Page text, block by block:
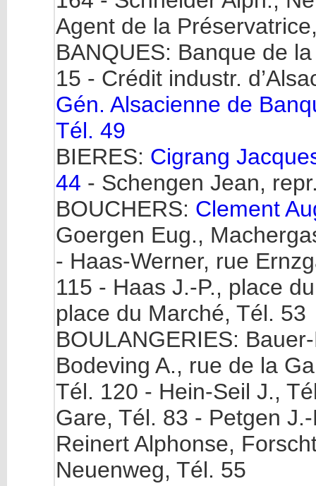
Agent de la
BANQUES: Banque de
15 - Crédit industr.
Gén. Alsacienne de
Tél. 49
BIERES: Cigrang
44 - Schengen Jean,
BOUCHERS: Clement
Goergen Eug.,
- Haas-Werner, rue
115 - Haas J.-P., place
place du Marché, Tél. 53
BOULANGERIES:
Bodeving A., rue de la
Tél. 120 - Hein-Seil J.,
Gare, Tél. 83 - Petgen
Reinert Alphonse,
Neuenweg, Tél. 55